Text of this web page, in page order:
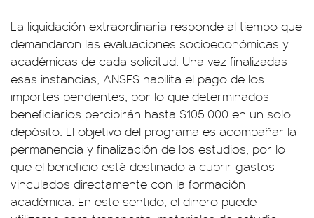
La liquidación extraordinaria responde al tiempo que
demandaron las evaluaciones socioeconómicas y
académicas de cada solicitud. Una vez finalizadas
esas instancias, ANSES habilita el pago de los
importes pendientes, por lo que determinados
beneficiarios percibirán hasta $105.000 en un solo
depósito. El objetivo del programa es acompañar la
permanencia y finalización de los estudios, por lo
que el beneficio está destinado a cubrir gastos
vinculados directamente con la formación
académica. En este sentido, el dinero puede